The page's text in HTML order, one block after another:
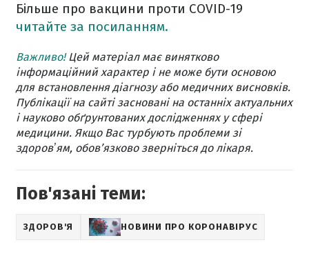
Більше про вакцини проти COVID-19
читайте за посиланням.
Важливо!Цей матеріал має винятково
інформаційний характер і не може бути основою
для встановлення діагнозу або медичних висновків.
Публікації на сайті засновані на останніх актуальних
і науково обґрунтованих дослідженнях у сфері
медицини. Якщо Вас турбують проблеми зі
здоровʼям, обов’язково зверніться до лікаря.
Пов'язані теми:
ЗДОРОВ'Я НОВИНИ ПРО КОРОНАВІРУС